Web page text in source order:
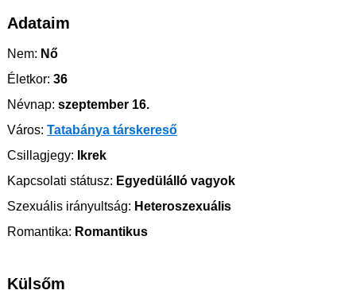
Adataim
Nem: Nő
Életkor: 36
Névnap: szeptember 16.
Város: Tatabánya társkereső
Csillagjegy: Ikrek
Kapcsolati státusz: Egyedülálló vagyok
Szexuális irányultság: Heteroszexuális
Romantika: Romantikus
Külsőm